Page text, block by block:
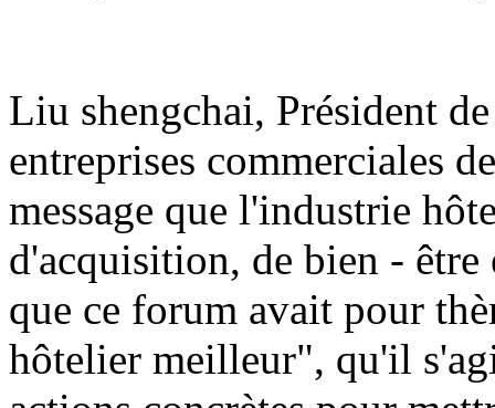
Liu shengchai, Président
entreprises commerciales
message que l'industrie
d'acquisition, de bien -
que ce forum avait pour
hôtelier meilleur", qu'il